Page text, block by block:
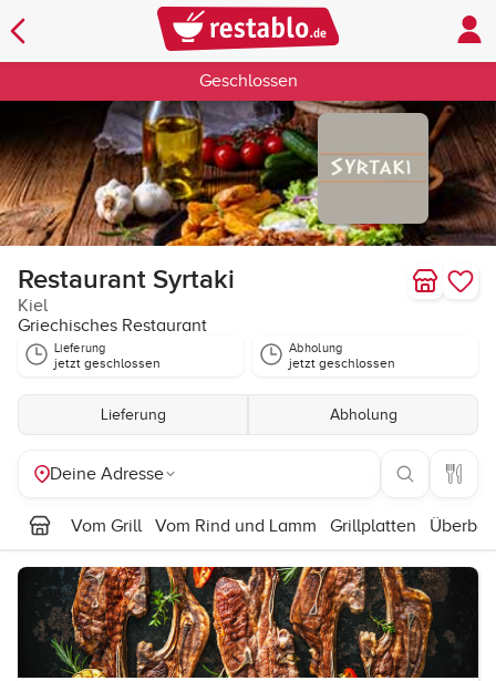
Geschlossen
Restaurant Syrtaki
Kiel
Griechisches Restaurant
Lieferung
jetzt geschlossen
Abholung
jetzt geschlossen
Lieferung Abholung
Deine Adresse
Vom Grill Vom Rind und Lamm Grillplatten